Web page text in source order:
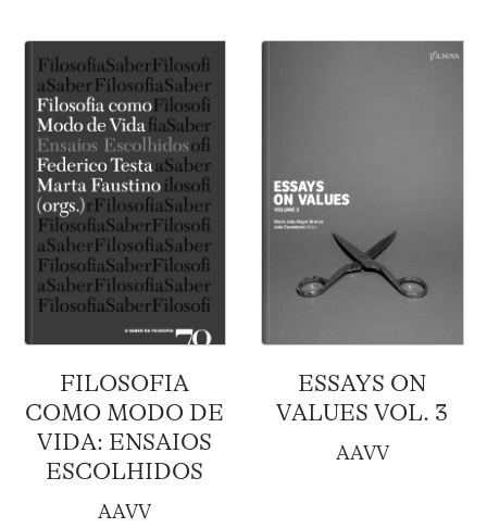
FILOSOFIA
COMO MODO DE
VIDA: ENSAIOS
ESCOLHIDOS
AAVV
ESSAYS ON
VALUES VOL. 3
AAVV